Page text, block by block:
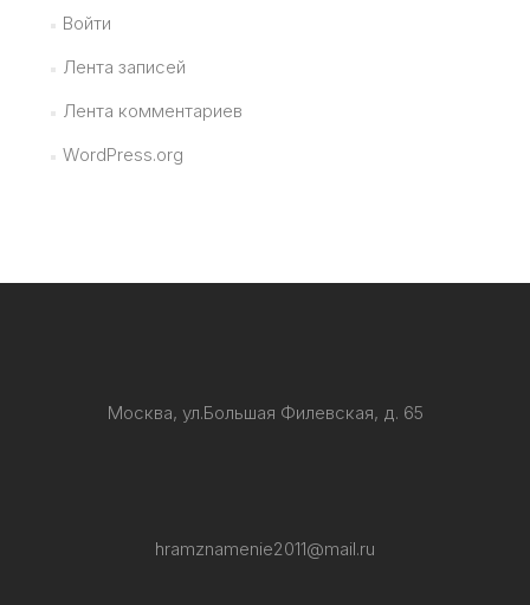
Войти
Лента записей
Лента комментариев
WordPress.org
Москва, ул.Большая Филевская, д. 65
hramznamenie2011@mail.ru